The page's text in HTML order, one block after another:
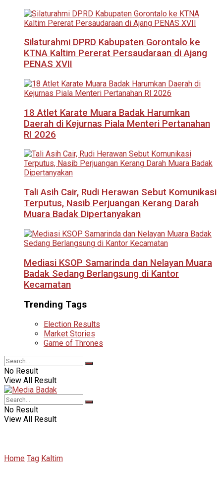
Silaturahmi DPRD Kabupaten Gorontalo ke
KTNA Kaltim Pererat Persaudaraan di Ajang
PENAS XVII
18 Atlet Karate Muara Badak Harumkan
Daerah di Kejurnas Piala Menteri Pertanahan
RI 2026
Tali Asih Cair, Rudi Herawan Sebut Komunikasi
Terputus, Nasib Perjuangan Kerang Darah
Muara Badak Dipertanyakan
Mediasi KSOP Samarinda dan Nelayan Muara
Badak Sedang Berlangsung di Kantor
Kecamatan
Trending Tags
Election Results
Market Stories
Game of Thrones
No Result
View All Result
No Result
View All Result
Home Tag Kaltim